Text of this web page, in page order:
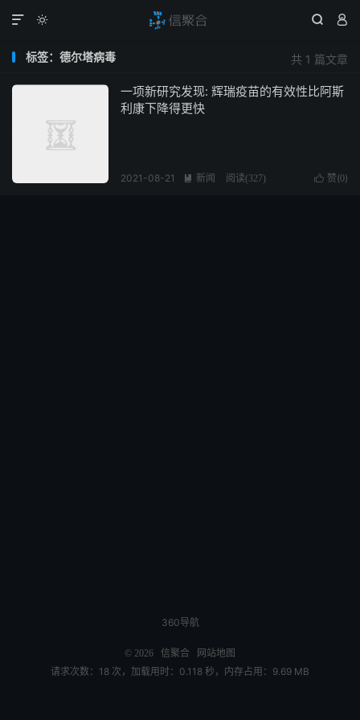
  

共 1 篇文章
标签：德尔塔病毒
一项新研究发现: 辉瑞疫苗的有效性比阿斯
利康下降得更快
 赞(0)
2021-08-21  新闻 阅读(327)
360导航
© 2026 信聚合 网站地图
请求次数：18 次，加载用时：0.118 秒，内存占用：9.69 MB